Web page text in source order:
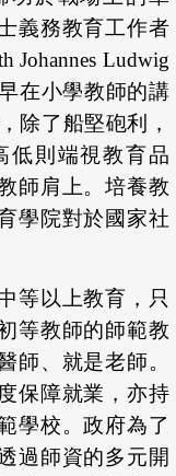
義務教育工作者
Johannes Ludwig
在小學教師的講
除了船堅砲利，
低則端視教育品
師肩上。培養教
學院對於國家社
等以上教育，只
等教師的師範教
師、就是老師。
保障就業，亦持
學校。政府為了
過師資的多元開